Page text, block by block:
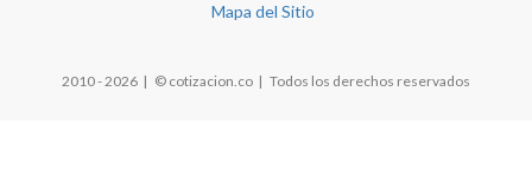
Mapa del Sitio
2010 - 2026 | © cotizacion.co | Todos los derechos reservados